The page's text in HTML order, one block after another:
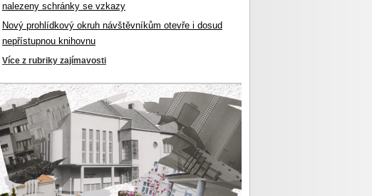
nalezeny schránky se vzkazy
Nový prohlídkový okruh návštěvníkům otevře i dosud
nepřístupnou knihovnu
Více z rubriky zajímavosti